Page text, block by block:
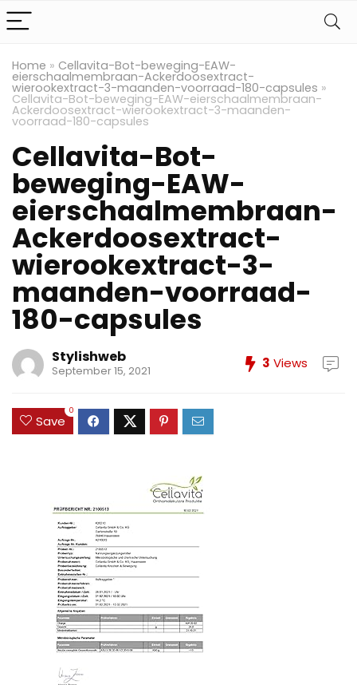
Home » Cellavita-Bot-beweging-EAW-
eierschaalmembraan-Ackerdoosextract-
wierookextract-3-maanden-voorraad-180-capsules »
Cellavita-Bot-beweging-EAW-eierschaalmembraan-
Ackerdoosextract-wierookextract-3-maanden-
voorraad-180-capsules
Cellavita-Bot-
beweging-EAW-
eierschaalmembraan-
Ackerdoosextract-
wierookextract-3-
maanden-voorraad-
180-capsules
Stylishweb
September 15, 2021 3 Views
Save
0